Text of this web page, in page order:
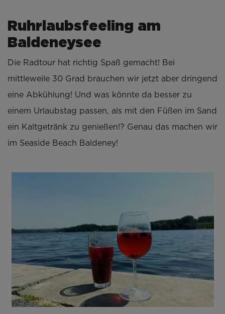
Ruhrlaubsfeeling am
Baldeneysee
Die Radtour hat richtig Spaß gemacht! Bei
mittleweile 30 Grad brauchen wir jetzt aber dringend
eine Abkühlung! Und was könnte da besser zu
einem Urlaubstag passen, als mit den Füßen im Sand
ein Kaltgetränk zu genießen!? Genau das machen wir
im Seaside Beach Baldeney!